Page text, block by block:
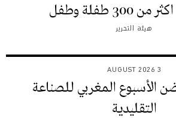
طفلة وطفل
هيئة التحرير
3 AUGUST 2026
الأسبوع المغربي للصناعة
التقليدية